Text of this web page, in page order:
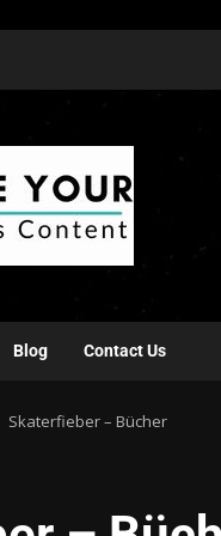
Blog Contact Us
Skaterfieber – Bücher